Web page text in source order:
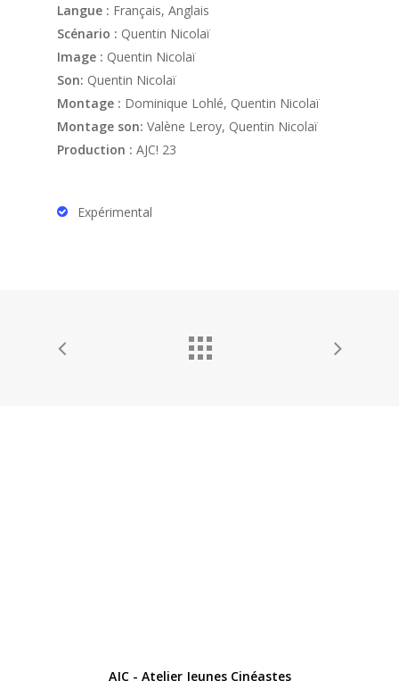
Langue : Français, Anglais
Scénario : Quentin Nicolaï
Image : Quentin Nicolaï
Son: Quentin Nicolaï
Montage : Dominique Lohlé, Quentin Nicolaï
Montage son: Valène Leroy, Quentin Nicolaï
Production : AJC! 23
Expérimental
AJC - Atelier Jeunes Cinéastes